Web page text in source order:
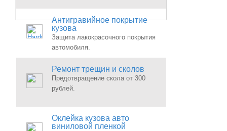
Антигравийное покрытие
кузова
Защита лакокрасочного покрытия
автомобиля.
Ремонт трещин и сколов
Предотвращение скола от 300
рублей.
Оклейка кузова авто
виниловой пленкой